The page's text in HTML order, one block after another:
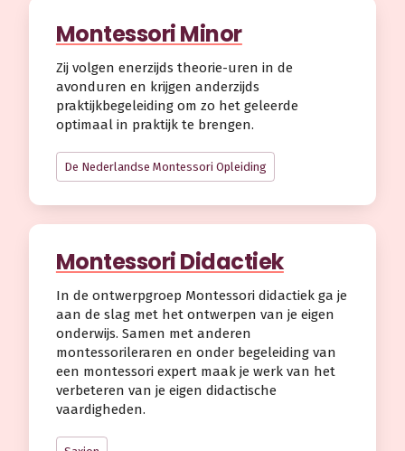
Montessori Minor
Zij volgen enerzijds theorie-uren in de
avonduren en krijgen anderzijds
praktijkbegeleiding om zo het geleerde
optimaal in praktijk te brengen.
De Nederlandse Montessori Opleiding
Montessori Didactiek
In de ontwerpgroep Montessori didactiek ga je
aan de slag met het ontwerpen van je eigen
onderwijs. Samen met anderen
montessorileraren en onder begeleiding van
een montessori expert maak je werk van het
verbeteren van je eigen didactische
vaardigheden.